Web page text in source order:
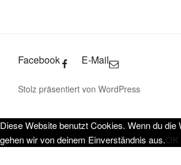
Facebook E-Mail
Stolz präsentiert von WordPress
Diese Website benutzt Cookies. Wenn du die
gehen wir von deinem Einverständnis aus.OK